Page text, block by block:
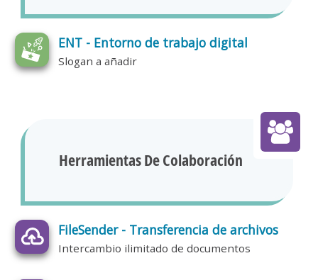
ENT - Entorno de trabajo digital
Slogan a añadir
Herramientas De Colaboración
FileSender - Transferencia de archivos
Intercambio ilimitado de documentos